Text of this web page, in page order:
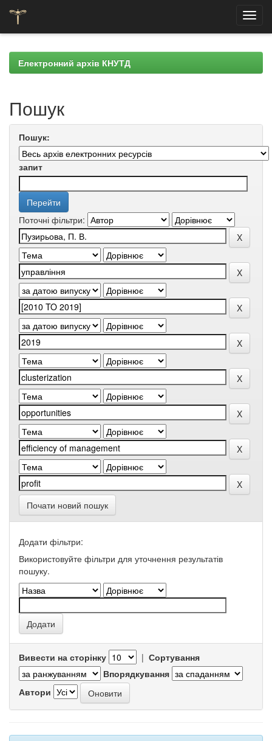
navigationЕлектронний архів КНУТД
Пошук
Пошук:
запит
Поточні фільтри:
Почати новий пошук
Додати фільтри:
Використовуйте фільтри для уточнення результатів
пошуку.
Вивести на сторінку | Сортування
Впорядкування
Автори